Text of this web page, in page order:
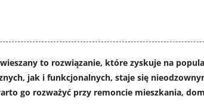
to rozwiązanie, które zyskuje na
jak i funkcjonalnych, staje się
go rozważyć przy remoncie mieszkania,